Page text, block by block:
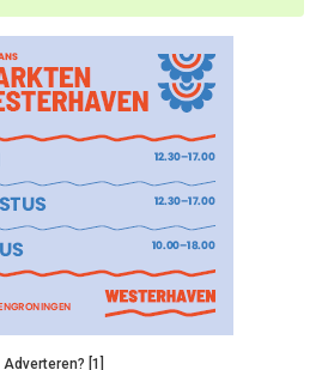
Adverteren? [1]